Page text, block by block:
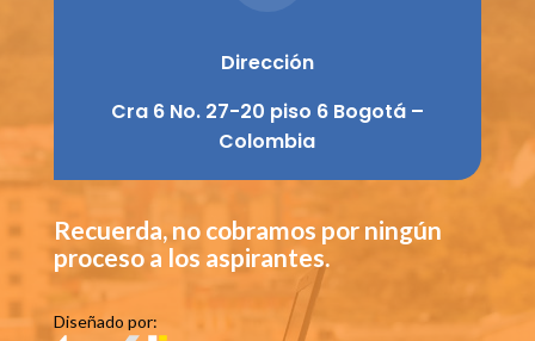
Dirección
Cra 6 No. 27-20 piso 6 Bogotá –
Colombia
Recuerda, no cobramos por ningún
proceso a los aspirantes.
Diseñado por: